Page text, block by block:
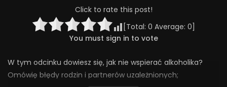
Click to rate this post!
[Total: 0 Average: 0]
You must sign in to vote
W tym odcinku dowiesz się, jak nie wspierać alkoholika?
Omówię błędy rodzin i partnerów uzależnionych;